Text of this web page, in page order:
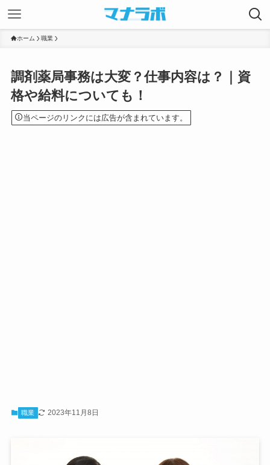
ホーム 職業
調剤薬局事務は大変？仕事内容は？｜資
格や給料についても！
当ページのリンクには広告が含まれています。
職業 2023年11月8日